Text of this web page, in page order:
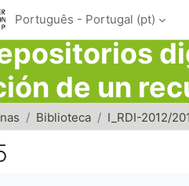
Português - Portugal ‎(pt)‎
de un
Biblioteca I_RDI-2012/